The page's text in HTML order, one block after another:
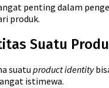
penting dalam
produk.
Suatu
suatu product identity
istimewa.